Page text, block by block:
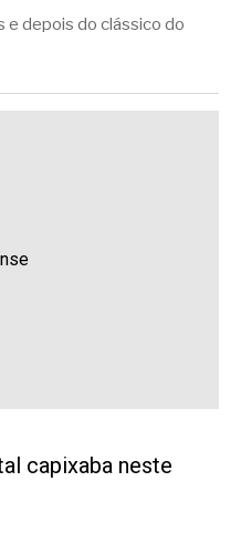
e depois do clássico do